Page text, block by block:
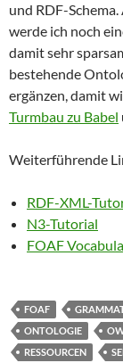
und RDF-
werde ich noch
damit sehr
bestehende
ergänzen, damit
Turmbau zu Babel
Weiterführende
RDF-XML-
N3-Tutorial
FOAF
FOAF
ONTOLOGIE
RESSOURCEN